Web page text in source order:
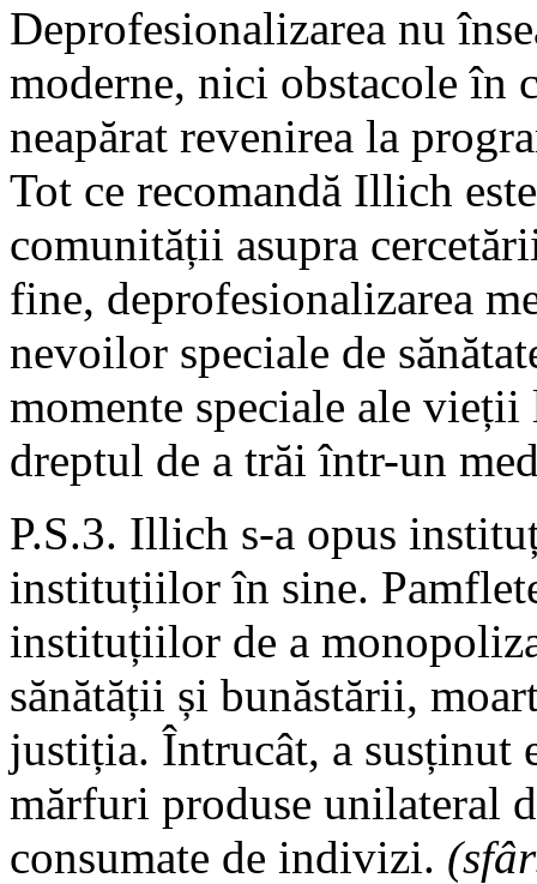
Deprofesionalizarea nu
moderne, nici obstacole în
neapărat revenirea la
Tot ce recomandă Illich
comunității asupra
fine, deprofesionalizarea
nevoilor speciale de
momente speciale ale
dreptul de a trăi într-un
P.S.3. Illich s-a opus
instituțiilor în sine.
instituțiilor de a
sănătății și bunăstării,
justiția. Întrucât, a susținut
mărfuri produse unilateral
consumate de indivizi.